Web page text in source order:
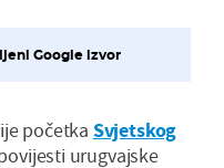
Google izvor
početka Svjetskog
urugvajske